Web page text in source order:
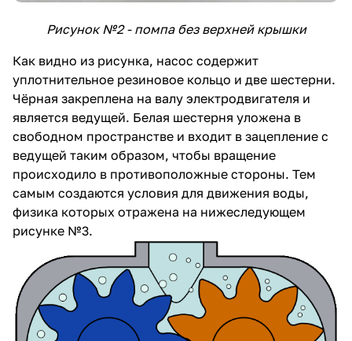
Рисунок №2 - помпа без верхней крышки
Как видно из рисунка, насос содержит
уплотнительное резиновое кольцо и две шестерни.
Чёрная закреплена на валу электродвигателя и
является ведущей. Белая шестерня уложена в
свободном пространстве и входит в зацепление с
ведущей таким образом, чтобы вращение
происходило в противоположные стороны. Тем
самым создаются условия для движения воды,
физика которых отражена на нижеследующем
рисунке №3.